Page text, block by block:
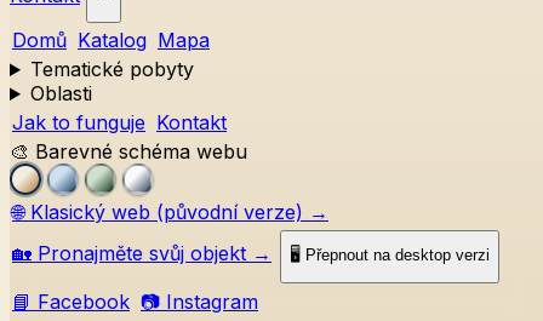
Domů Katalog Mapa
Tematické pobyty
Oblasti
Jak to funguje Kontakt
🎨 Barevné schéma webu
🌐 Klasický web (původní verze) →
🏡 Pronajměte svůj objekt → 🖥️ Přepnout na desktop verzi
📘 Facebook 📷 Instagram